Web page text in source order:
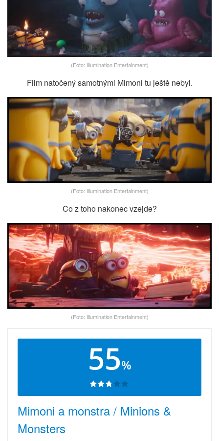
(Foto: Illumination Entertainment)
Film natočený samotnými Mimoni tu ještě nebyl.
(Foto: Illumination Entertainment)
Co z toho nakonec vzejde?
(Foto: Illumination Entertainment)
55%
Mimoni a monstra / Minions &
Monsters